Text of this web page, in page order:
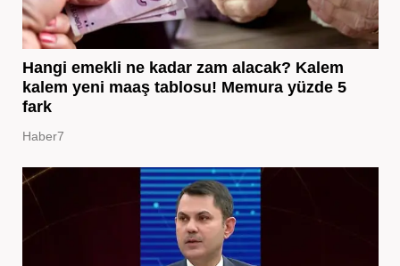
Hangi emekli ne kadar zam alacak? Kalem
kalem yeni maaş tablosu! Memura yüzde 5
fark
Haber7